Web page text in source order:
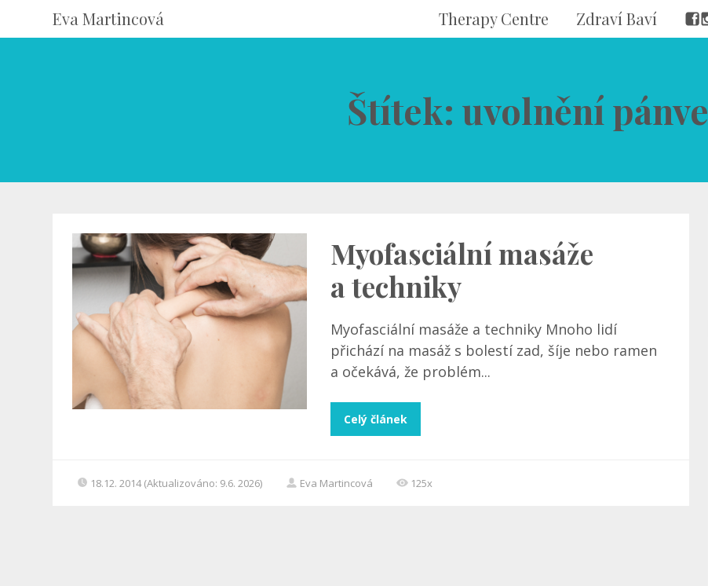
Eva Martincová Therapy Centre Zdraví Baví
Štítek: uvolnění pánve
Myofasciální masáže
a techniky
Myofasciální masáže a techniky Mnoho lidí
přichází na masáž s bolestí zad, šíje nebo ramen
a očekává, že problém...
Celý článek
18.12. 2014 (Aktualizováno: 9.6. 2026) Eva Martincová 125x